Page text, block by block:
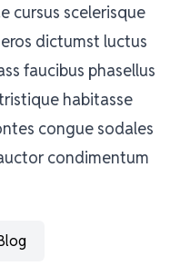
cursus scelerisque
dictumst luctus
faucibus phasellus
habitasse
congue sodales
condimentum